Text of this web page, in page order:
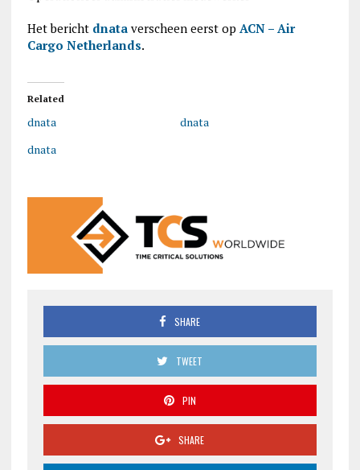
Het bericht dnataverscheen eerst op ACN – Air
Cargo Netherlands.
Related
dnata
dnata
dnata
SHARE
TWEET
PIN
SHARE